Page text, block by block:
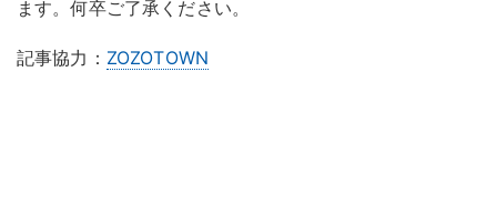
ます。何卒ご了承ください。
記事協力： ZOZOTOWN